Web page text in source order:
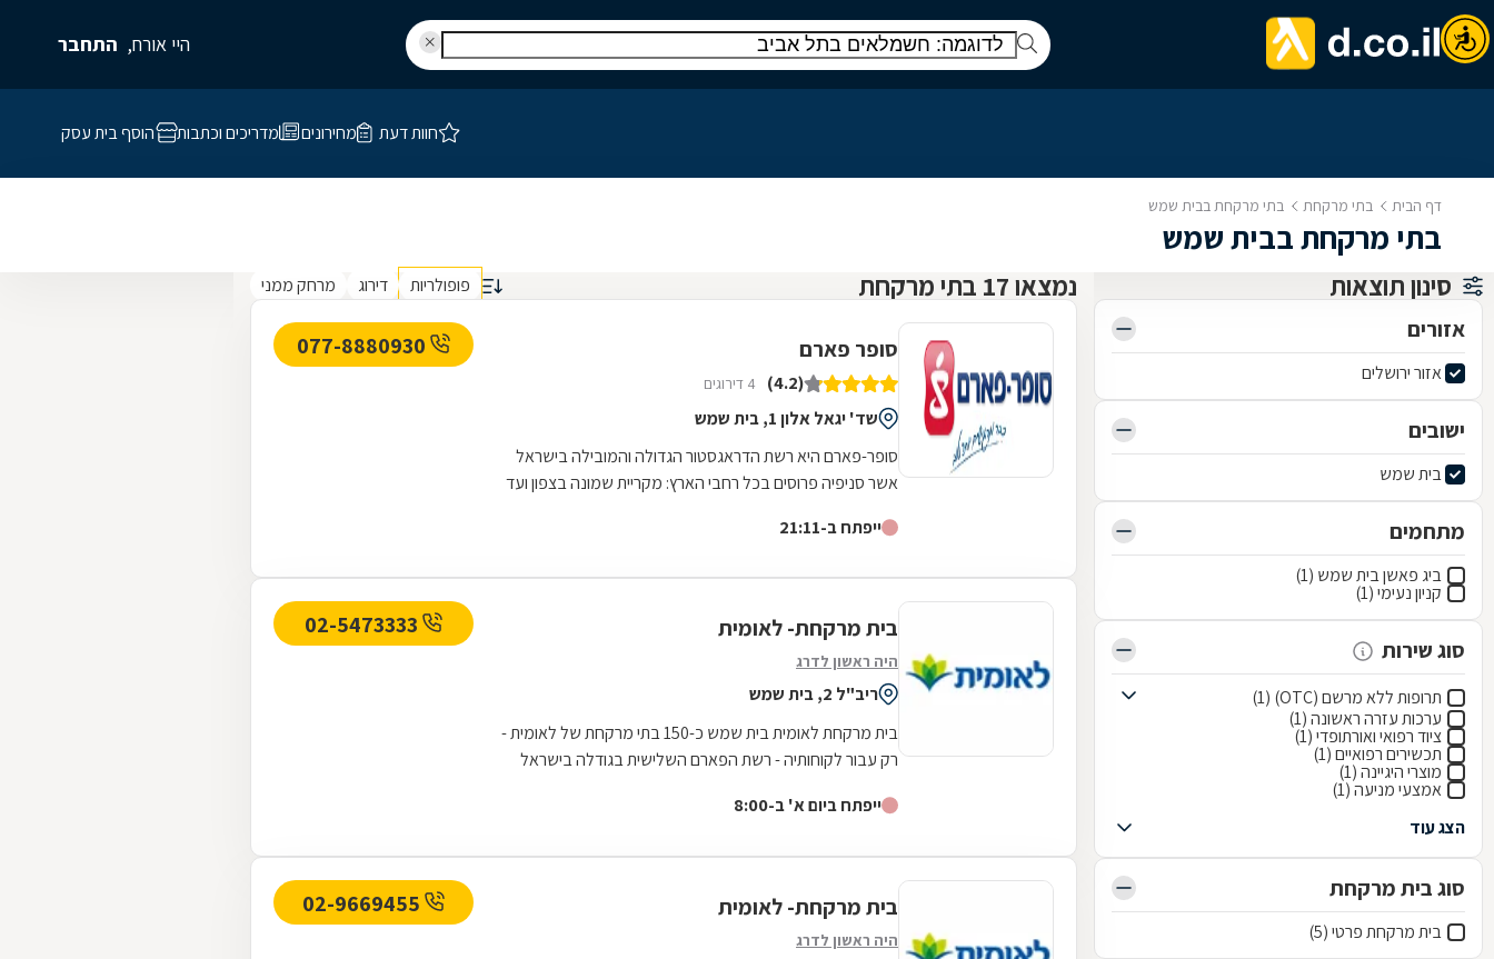
היי אורח, התחבר
חוות דעת מחירונים מדריכים וכתבות הוסף בית עסק
דף הבית בתי מרקחת בתי מרקחת בבית שמש
בתי מרקחת בבית שמש
סינון תוצאות
אזורים
אזור ירושלים
ישובים
בית שמש
מתחמים
ביג פאשן בית שמש (1)
קניון נעימי (1)
סוג שירות
תרופות ללא מרשם (OTC) (1)
ערכות עזרה ראשונה (1)
ציוד רפואי ואורתופדי (1)
תכשירים רפואיים (1)
מוצרי היגיינה (1)
אמצעי מניעה (1)
הצג עוד
סוג בית מרקחת
בית מרקחת פרטי (5)
נמצאו 17 בתי מרקחת פופולריות דירוג מרחק ממני
סופר פארם
(4.2) 4 דירוגים
שד' יגאל אלון 1, בית שמש
סופר-פארם היא רשת הדראגסטור הגדולה והמובילה בישראל
אשר סניפיה פרוסים בכל רחבי הארץ: מקריית שמונה בצפון ועד
ייפתח ב-21:11
בית מרקחת- לאומית
היה ראשון לדרג
ריב"ל 2, בית שמש
בית מרקחת לאומית בית שמש כ-150 בתי מרקחת של לאומית -
רק עבור לקוחותיה - רשת הפארם השלישית בגודלה בישראל
ייפתח ביום א' ב-8:00
בית מרקחת- לאומית
היה ראשון לדרג